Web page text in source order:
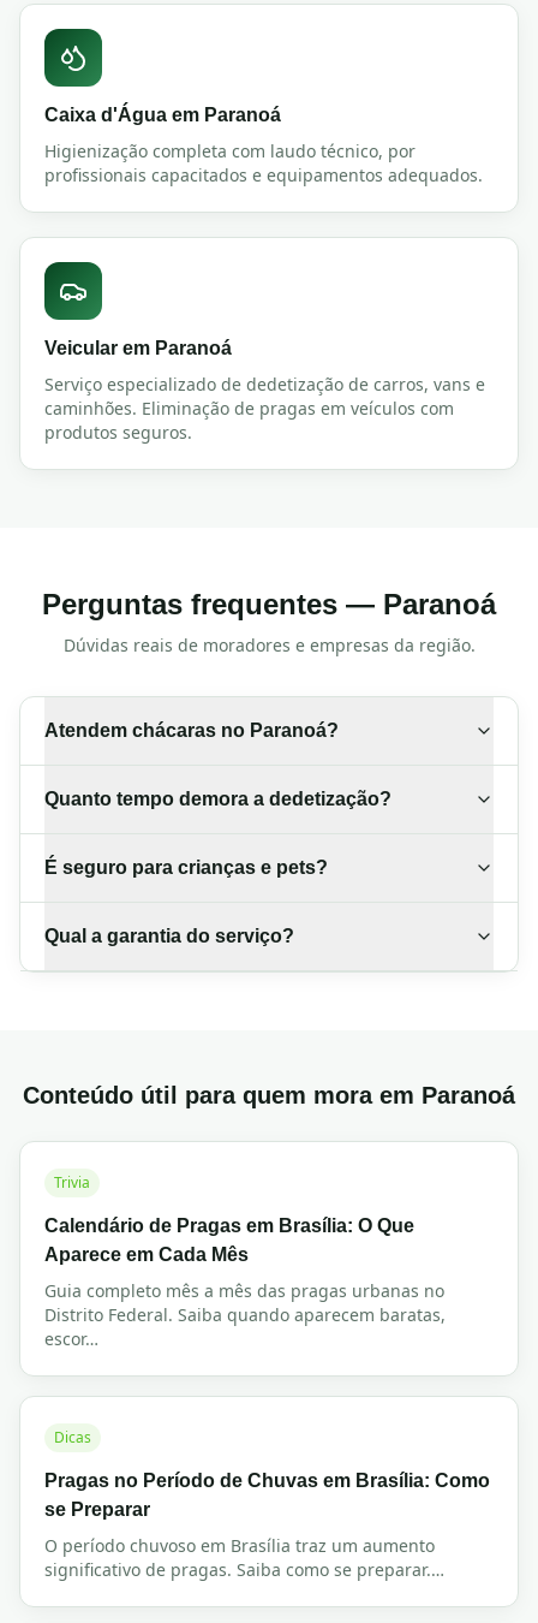
Caixa d'Água em Paranoá
Higienização completa com laudo técnico, por
profissionais capacitados e equipamentos adequados.
Veicular em Paranoá
Serviço especializado de dedetização de carros, vans e
caminhões. Eliminação de pragas em veículos com
produtos seguros.
Perguntas frequentes — Paranoá
Dúvidas reais de moradores e empresas da região.
Atendem chácaras no Paranoá?
Quanto tempo demora a dedetização?
É seguro para crianças e pets?
Qual a garantia do serviço?
Conteúdo útil para quem mora em Paranoá
Trivia
Calendário de Pragas em Brasília: O Que
Aparece em Cada Mês
Guia completo mês a mês das pragas urbanas no
Distrito Federal. Saiba quando aparecem baratas,
escor…
Dicas
Pragas no Período de Chuvas em Brasília: Como
se Preparar
O período chuvoso em Brasília traz um aumento
significativo de pragas. Saiba como se preparar.…